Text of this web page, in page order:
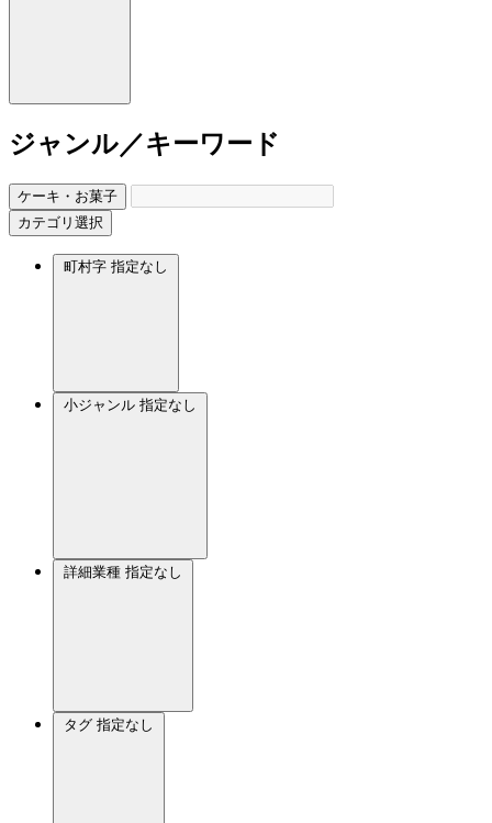
ジャンル／キーワード
ケーキ・お菓子
カテゴリ選択
町村字 指定なし
小ジャンル 指定なし
詳細業種 指定なし
タグ 指定なし